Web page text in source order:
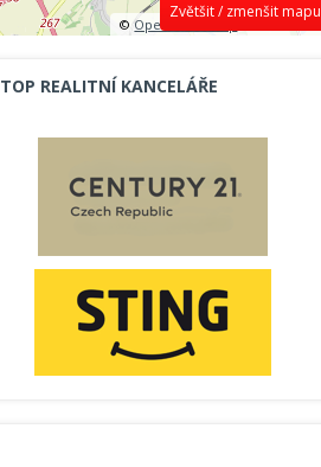
Zvětšit / zmenšit mapu
©OpenStreetMap contributors.
TOP REALITNÍ KANCELÁŘE